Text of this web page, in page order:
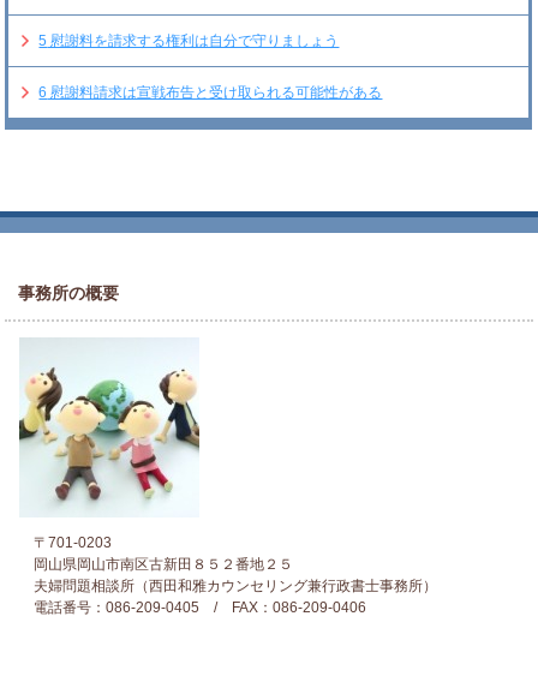
5 慰謝料を請求する権利は自分で守りましょう
6 慰謝料請求は宣戦布告と受け取られる可能性がある
事務所の概要
〒701-0203
岡山県岡山市南区古新田８５２番地２５
夫婦問題相談所（西田和雅カウンセリング兼行政書士事務所）
電話番号：086-209-0405 / FAX：086-209-0406